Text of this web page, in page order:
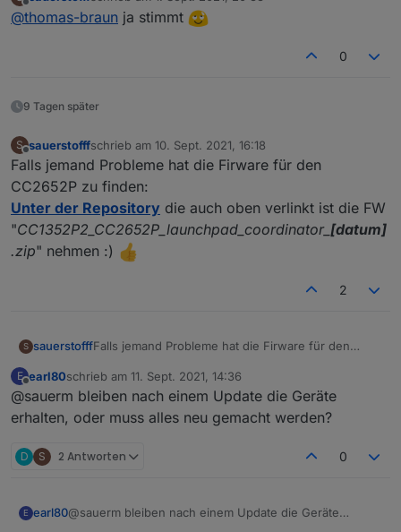
2021-09-01 22:14:25.179	info	Try to
zigbee.0
2021-09-01 22:14:15.173	error	Starting
zigbee.0
2021-09-01 22:13:55.693	info	Installed
zigbee.0
2021-09-01 22:13:47.009	info	Terminated
2021-09-01 22:13:47.006	info	terminating
zigbee.0
zigbee.0
Hat ja mit dem Thema 'Verkaufe neueste
Offline zuletzt editiert von
@thomas-braun ja stimmt
0
9 Tagen später
S
Offline
sauerstofffschrieb am 10. Sept. 2021, 16:18
zuletzt editiert von
Falls jemand Probleme hat die Firware für den
CC2652P zu finden:
Unter der Repository die auch oben verlinkt ist die FW
"CC1352P2_CC2652P_launchpad_coordinator_ [datum]
.zip" nehmen :)
2
S sauerstofffFalls jemand Probleme hat die Firware für den
Unter der Repository die auch oben verlinkt ist die
FW
"CC1352P2_CC2652P_launchpad_coordinator_
E earl80schrieb am 11. Sept. 2021, 14:36
zuletzt editiert von
@sauerm bleiben nach einem Update die Geräte
erhalten, oder muss alles neu gemacht werden?
D S 2 Antworten 0
E earl80@sauerm bleiben nach einem Update die Geräte